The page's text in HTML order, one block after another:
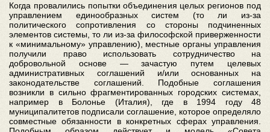
Когда провалились попытки объединения целых регионов под
управлением единообразных систем (то ли из-за
политического сопротивления со стороны подчиненных
элементов системы, то ли из-за философской приверженности
к «минимальному» управлению), местные органы управления
получили право использовать сотрудничество на
добровольной основе — зачастую путем целевых
административных соглашений и/или основанных на
законодательстве соглашений. Подобные соглашения
возникли в сильно фрагментированных городских системах,
например в Болонье (Италия), где в 1994 году 48
муниципалитетов подписали соглашение, которое определяло
совместные обязанности в конкретных сферах управления.